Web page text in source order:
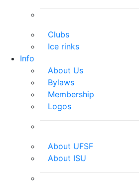
Clubs
Ice rinks
Info
About Us
Bylaws
Membership
Logos
About UFSF
About ISU